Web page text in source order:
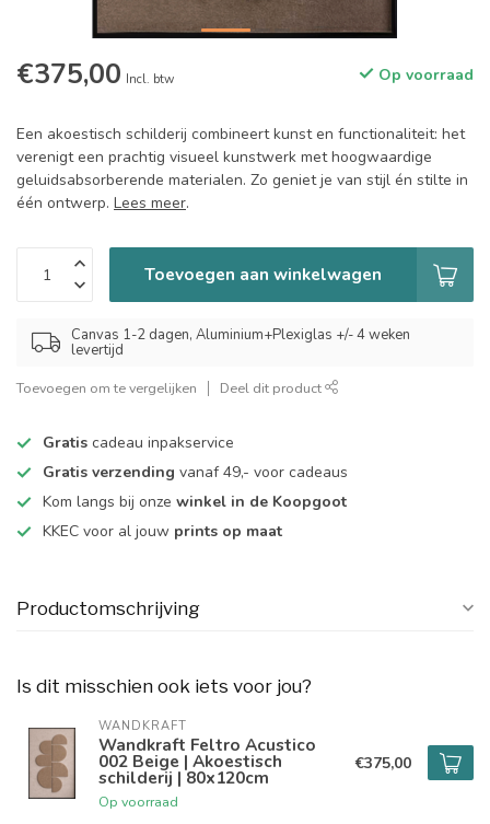
€375,00 Incl. btw Op voorraad
Een akoestisch schilderij combineert kunst en functionaliteit: het
verenigt een prachtig visueel kunstwerk met hoogwaardige
geluidsabsorberende materialen. Zo geniet je van stijl én stilte in
één ontwerp. Lees meer.
Toevoegen aan winkelwagen
Canvas 1-2 dagen, Aluminium+Plexiglas +/- 4 weken
levertijd
Toevoegen om te vergelijken Deel dit product
Gratis cadeau inpakservice
Gratis verzending vanaf 49,- voor cadeaus
Kom langs bij onze winkel in de Koopgoot
KKEC voor al jouw prints op maat
Productomschrijving
Is dit misschien ook iets voor jou?
WANDKRAFT
Wandkraft Feltro Acustico
002 Beige | Akoestisch
schilderij | 80x120cm
Op voorraad
€375,00